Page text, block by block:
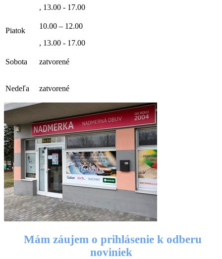
, 13.00 - 17.00
Piatok
10.00 – 12.00
, 13.00 - 17.00
Sobota zatvorené
Nedeľa zatvorené
Mám záujem o prihlásenie k odberu
noviniek